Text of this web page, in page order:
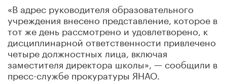
«В адрес руководителя образовательного
учреждения внесено представление, которое в
тот же день рассмотрено и удовлетворено, к
дисциплинарной ответственности привлечено
четыре должностных лица, включая
заместителя директора школы», — сообщили в
пресс-службе прокуратуры ЯНАО.